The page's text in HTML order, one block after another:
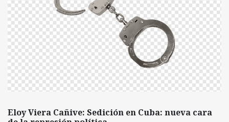
Eloy Viera Cañive: Sedición en Cuba: nueva cara